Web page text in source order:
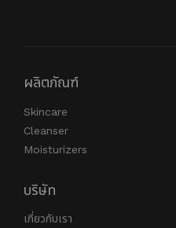
ผลิตภัณฑ์
Skincare
Cleanser
Moisturizers
บริษัท
เกี่ยวกับเรา